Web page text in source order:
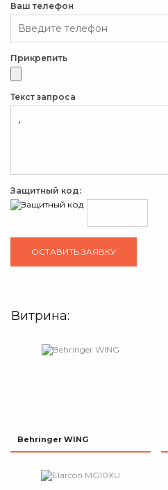
Ваш телефон
Прикрепить
Текст запроса
Защитный код:
Витрина:
Behringer WING